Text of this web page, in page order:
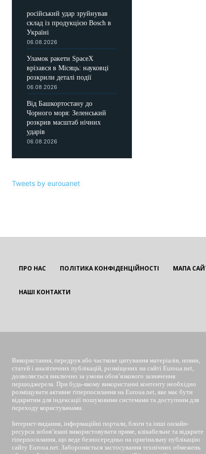
російський удар зруйнував
склад із продукцією Bosch в
Україні
06.08.2026
Уламок ракети SpaceX
врізався в Місяць: науковці
розкрили деталі події
06.08.2026
Від Башкортостану до
Чорного моря: Зеленський
розкрив масштаб нічних
ударів
06.08.2026
Tweets by eurouanet
ПРО НАС ПОЛІТИКА КОНФІДЕНЦІЙНОСТІ МАПА
НАШІ КОНТАКТИ
Використання, передрук або часткове цитування матеріалів, новин,
статей і аналітичних публікацій, розміщених на сайті Euroua.net,
дозволяється виключно за умови обов’язкового зазначення
першоджерела. При будь-якому використанні контенту необхідно
розміщувати активне гіперпосилання на Euroua.net, яке має бути
відкритим для індексації пошуковими системами та доступним для
переходу користувачами.
Інтернет-видання, інформаційні портали, блоги та інші онлайн-
ресурси зобов’язані використовувати пряме, клікабельне та відкрите
гіперпосилання, що веде безпосередньо на оригінальну публікацію
сайту Euroua.net. Забороняється застосування технічних обмежень